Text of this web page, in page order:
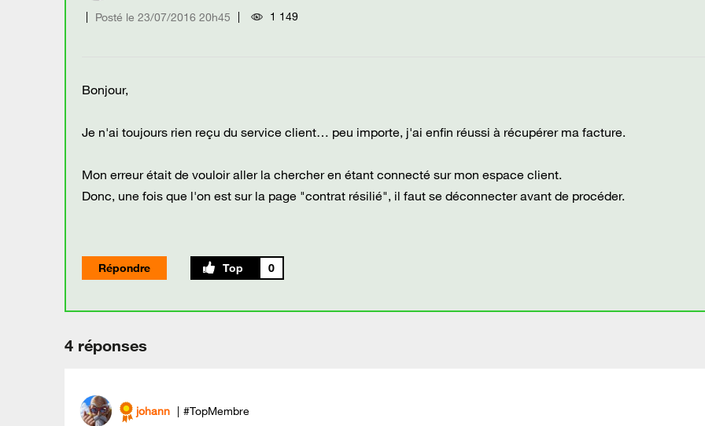
Posté le ‎23/07/2016 20h45 1 149
Bonjour,
Je n'ai toujours rien reçu du service client… peu importe, j'ai enfin réussi à récupérer ma facture.
Mon erreur était de vouloir aller la chercher en étant connecté sur mon espace client.
Donc, une fois que l'on est sur la page "contrat résilié", il faut se déconnecter avant de procéder.
Répondre 0
4 réponses
johann #TopMembre